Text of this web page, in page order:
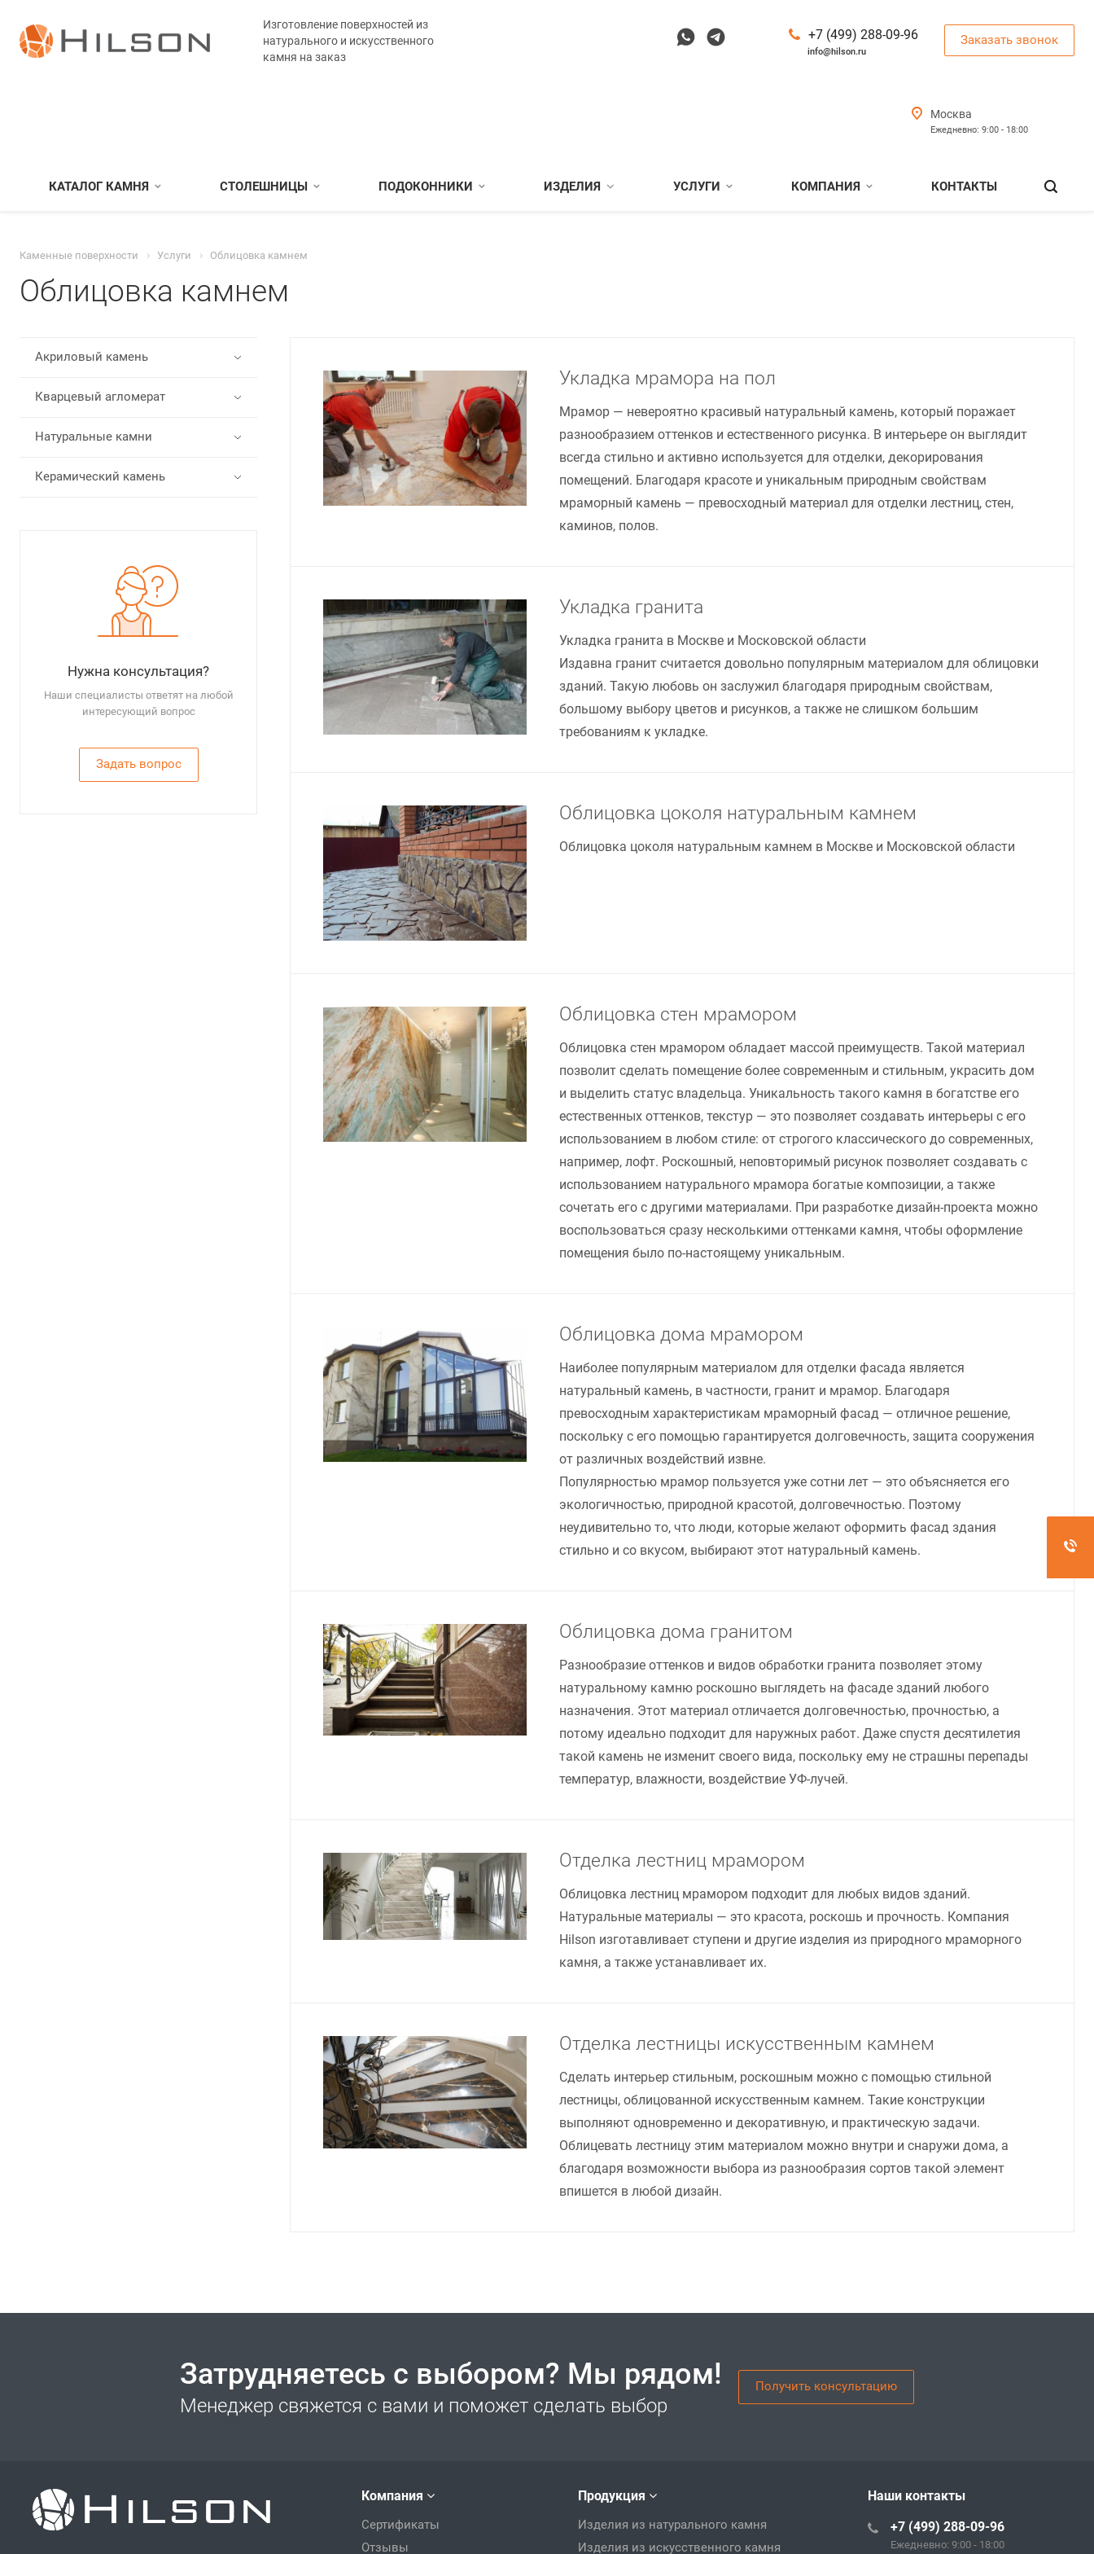
Изготовление поверхностей из
натурального и искусственного
камня на заказ
+7 (499) 288-09-96
info@hilson.ru
Заказать звонок
Москва
Ежедневно: 9:00 - 18:00
КАТАЛОГ КАМНЯ СТОЛЕШНИЦЫ ПОДОКОННИКИ ИЗДЕЛИЯ УСЛУГИ КОМПАНИЯ КОНТАКТЫ
Каменные поверхности Услуги Облицовка камнем
Облицовка камнем
Акриловый камень
Кварцевый агломерат
Натуральные камни
Керамический камень
Нужна консультация?
Наши специалисты ответят на любой
интересующий вопрос
Задать вопрос
Укладка мрамора на пол
Мрамор — невероятно красивый натуральный камень, который поражает
разнообразием оттенков и естественного рисунка. В интерьере он выглядит
всегда стильно и активно используется для отделки, декорирования
помещений. Благодаря красоте и уникальным природным свойствам
мраморный камень — превосходный материал для отделки лестниц, стен,
каминов, полов.
Укладка гранита
Укладка гранита в Москве и Московской области
Издавна гранит считается довольно популярным материалом для облицовки
зданий. Такую любовь он заслужил благодаря природным свойствам,
большому выбору цветов и рисунков, а также не слишком большим
требованиям к укладке.
Облицовка цоколя натуральным камнем
Облицовка цоколя натуральным камнем в Москве и Московской области
Облицовка стен мрамором
Облицовка стен мрамором обладает массой преимуществ. Такой материал
позволит сделать помещение более современным и стильным, украсить дом
и выделить статус владельца. Уникальность такого камня в богатстве его
естественных оттенков, текстур — это позволяет создавать интерьеры с его
использованием в любом стиле: от строгого классического до современных,
например, лофт. Роскошный, неповторимый рисунок позволяет создавать с
использованием натурального мрамора богатые композиции, а также
сочетать его с другими материалами. При разработке дизайн-проекта можно
воспользоваться сразу несколькими оттенками камня, чтобы оформление
помещения было по-настоящему уникальным.
Облицовка дома мрамором
Наиболее популярным материалом для отделки фасада является
натуральный камень, в частности, гранит и мрамор. Благодаря
превосходным характеристикам мраморный фасад — отличное решение,
поскольку с его помощью гарантируется долговечность, защита сооружения
от различных воздействий извне.
Популярностью мрамор пользуется уже сотни лет — это объясняется его
экологичностью, природной красотой, долговечностью. Поэтому
неудивительно то, что люди, которые желают оформить фасад здания
стильно и со вкусом, выбирают этот натуральный камень.
Облицовка дома гранитом
Разнообразие оттенков и видов обработки гранита позволяет этому
натуральному камню роскошно выглядеть на фасаде зданий любого
назначения. Этот материал отличается долговечностью, прочностью, а
потому идеально подходит для наружных работ. Даже спустя десятилетия
такой камень не изменит своего вида, поскольку ему не страшны перепады
температур, влажности, воздействие УФ-лучей.
Отделка лестниц мрамором
Облицовка лестниц мрамором подходит для любых видов зданий.
Натуральные материалы — это красота, роскошь и прочность. Компания
Hilson изготавливает ступени и другие изделия из природного мраморного
камня, а также устанавливает их.
Отделка лестницы искусственным камнем
Сделать интерьер стильным, роскошным можно с помощью стильной
лестницы, облицованной искусственным камнем. Такие конструкции
выполняют одновременно и декоративную, и практическую задачи.
Облицевать лестницу этим материалом можно внутри и снаружи дома, а
благодаря возможности выбора из разнообразия сортов такой элемент
впишется в любой дизайн.
Затрудняетесь с выбором? Мы рядом!
Менеджер свяжется с вами и поможет сделать выбор
Получить консультацию
Компания
Сертификаты
Отзывы
Продукция
Изделия из натурального камня
Изделия из искусственного камня
Наши контакты
+7 (499) 288-09-96
Ежедневно: 9:00 - 18:00